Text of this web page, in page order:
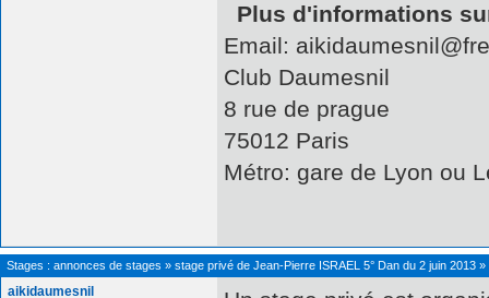
Plus d'informations
Email:
Club Daumesnil
8 rue de prague
75012 Paris
Métro: gare de Lyon ou
Stages : annonces de stages » stage privé de Jean-Pierre ISRAEL 5° Dan du 2 juin 2013 »
aikidaumesnil